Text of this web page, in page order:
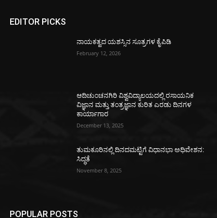
EDITOR PICKS
ನಾಯಕತ್ವದ ಯಶಸ್ಸಿನ ಸೂತ್ರಗಳ ಕೈಪಿಡಿ
February 12, 2026
ಆದಿಚುಂಚನಗಿರಿ ವಿಶ್ವವಿದ್ಯಾಲಯದಲ್ಲಿ ರಸಾಯನಿಕ
ವಿಜ್ಞಾನ ಮತ್ತು ತಂತ್ರಜ್ಞಾನ ಕುರಿತ ಎರಡು ದಿನಗಳ
ಕಾರ್ಯಾಗಾರ
December 13, 2025
ತುಮಕೂರಿನಲ್ಲಿ ದಿನದಮಟ್ಟಿಗೆ ವಿಧಾನಭಾ ಅಧಿವೇಶನ:
ಸಿದ್ಧತೆ
November 8, 2025
POPULAR POSTS